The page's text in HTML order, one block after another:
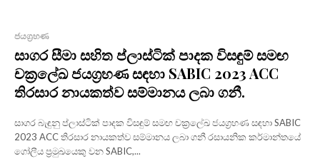
ජයග්‍රහණ
සාගර සීමා සහිත ප්ලාස්ටික් පාදක විසඳුම් සමඟ
චක්‍රලේඛ ජයග්‍රහණ සඳහා SABIC 2023 ACC
තිරසාර නායකත්ව සම්මානය ලබා ගනී.
සාගර බැඳුනු ප්ලාස්ටික් පාදක විසඳුම් සමඟ චක්‍රලේඛ ජයග්‍රහණ සඳහා SABIC
2023 ACC තිරසාර නායකත්ව සම්මානය ලබා ගනී රසායනික කර්මාන්තයේ
ගෝලීය ප්‍රමුඛයෙකු වන SABIC,...